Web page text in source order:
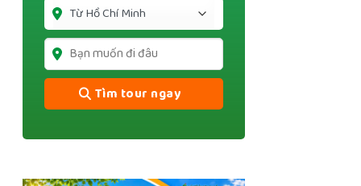
Tìm tour ngay